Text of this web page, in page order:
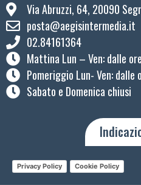
Via Abruzzi, 64, 20090
posta@aegisintermedia.it
02.84161364
Mattina Lun – Ven: ​dalle
Pomeriggio Lun- Ven: dalle
Sabato e Domenica chiusi
Privacy Policy Cookie Policy